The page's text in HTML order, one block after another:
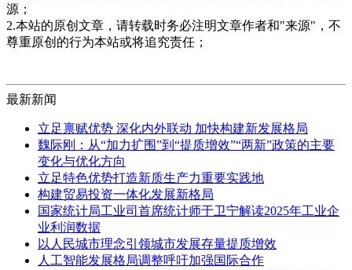
源；
2.本站的原创文章，请转载时务必注明文章作者和"来源"，不
尊重原创的行为本站或将追究责任；
最新新闻
立足禀赋优势 深化内外联动 加快构建新发展格局
魏际刚：从“加力扩围”到“提质增效”“两新”政策的主要
变化与优化方向
立足特色优势打造新质生产力重要实践地
构建贸易投资一体化发展新格局
国家统计局工业司首席统计师于卫宁解读2025年工业企
业利润数据
以人民城市理念引领城市发展存量提质增效
人工智能发展格局调整呼吁加强国际合作